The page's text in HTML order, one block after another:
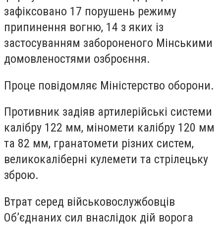
зафіксовано 17 порушень режиму
припинення вогню, 14 з яких із
застосуванням забороненого Мінськими
домовленостями озброєння.
Проце повідомляє Міністерство оборони.
Противник задіяв артилерійські системи
калібру 122 мм, міномети калібру 120 мм
та 82 мм, гранатомети різних систем,
великокаліберні кулемети та стрілецьку
зброю.
Втрат серед військовослужбовців
Об’єднаних сил внаслідок дій ворога